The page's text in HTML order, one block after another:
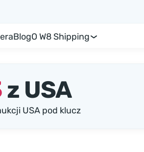
BlogO W8 Shipping
z USA
USA pod klucz